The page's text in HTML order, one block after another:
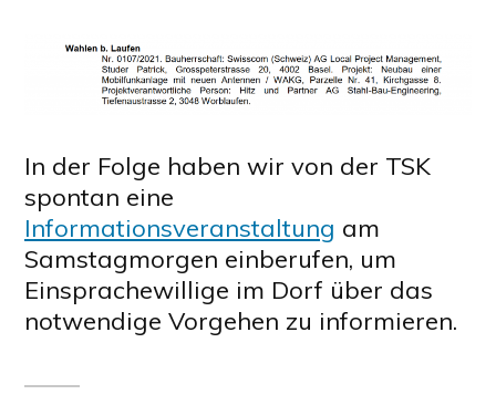
In der Folge haben wir von der TSK
spontan eine
Informationsveranstaltung am
Samstagmorgen einberufen, um
Einsprachewillige im Dorf über das
notwendige Vorgehen zu informieren.